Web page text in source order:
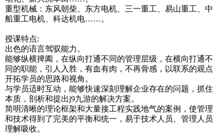
重型机械：东风朝柴、东方电机、三一重工、易山重工、中
船重工电机、科达机电……。
授课特点:
出色的语言驾驭能力。
能够纵横捭阖，在纵向打通不同的管理层级，在横向打通不
同的职能，引人入胜，有血有肉，不再骨感，以联系的观点
开拓学员的思路和视角。
与学员适时互动，能够快速深刻理解企业存在的问题，抓住
本质，剖析和提出j9九游的解决方案。
简明清晰的理论框架和大量接工程实践地气的案例，使管理
和技术得到了完美的平衡和统一，易于技术人员、管理人员
理解吸收。